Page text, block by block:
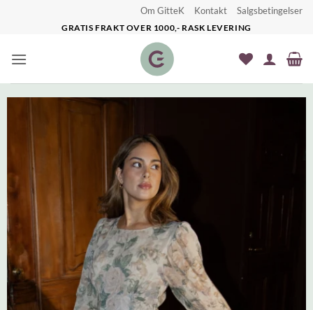
Om GitteK Kontakt Salgsbetingelser
GRATIS FRAKT OVER 1000,- RASK LEVERING